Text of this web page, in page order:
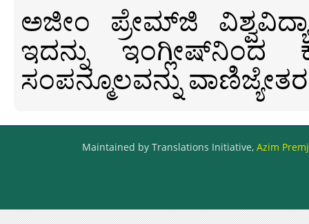
ಅಜೀಂ ಪ್ರೇಮ್‍ಜಿ
ಇದನ್ನು ಇಂಗ್ಲೀಷ್‍ನಿಂದ
ಸಂಪನ್ಮೂಲವನ್ನು
Maintained by Translations Initiative, Azim